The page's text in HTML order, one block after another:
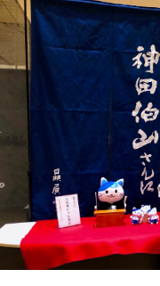
お知らせ
イベント・グッ
YouTube
会社情報